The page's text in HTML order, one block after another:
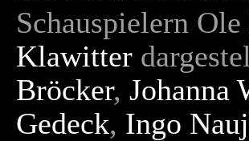
Schauspielern
Klawitter
Bröcker, Johanna
Gedeck, Ingo